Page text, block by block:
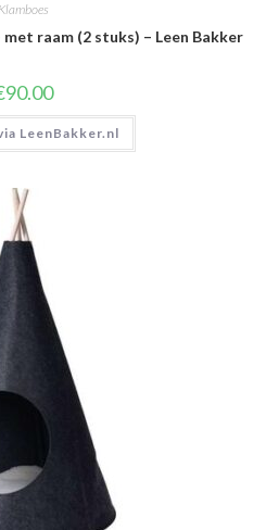
Klamboes
raam (2 stuks) – Leen Bakker
90.00
LeenBakker.nl